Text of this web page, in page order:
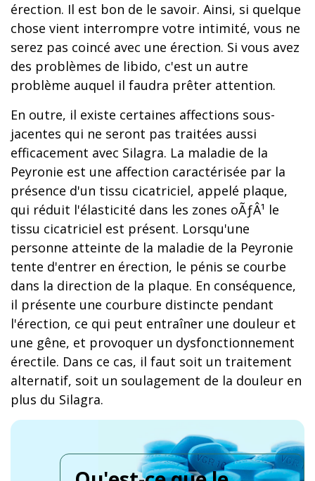
érection. Il est bon de le savoir. Ainsi, si quelque
chose vient interrompre votre intimité, vous ne
serez pas coincé avec une érection. Si vous avez
des problèmes de libido, c'est un autre
problème auquel il faudra prêter attention.
En outre, il existe certaines affections sous-
jacentes qui ne seront pas traitées aussi
efficacement avec Silagra. La maladie de la
Peyronie est une affection caractérisée par la
présence d'un tissu cicatriciel, appelé plaque,
qui réduit l'élasticité dans les zones oÃƒÂ¹ le
tissu cicatriciel est présent. Lorsqu'une
personne atteinte de la maladie de la Peyronie
tente d'entrer en érection, le pénis se courbe
dans la direction de la plaque. En conséquence,
il présente une courbure distincte pendant
l'érection, ce qui peut entraîner une douleur et
une gêne, et provoquer un dysfonctionnement
érectile. Dans ce cas, il faut soit un traitement
alternatif, soit un soulagement de la douleur en
plus du Silagra.